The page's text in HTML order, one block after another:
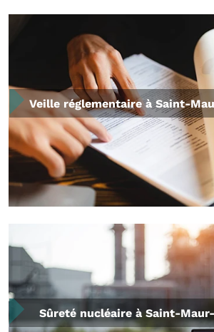
Veille réglementaire à Saint-
Sûreté nucléaire à Saint-